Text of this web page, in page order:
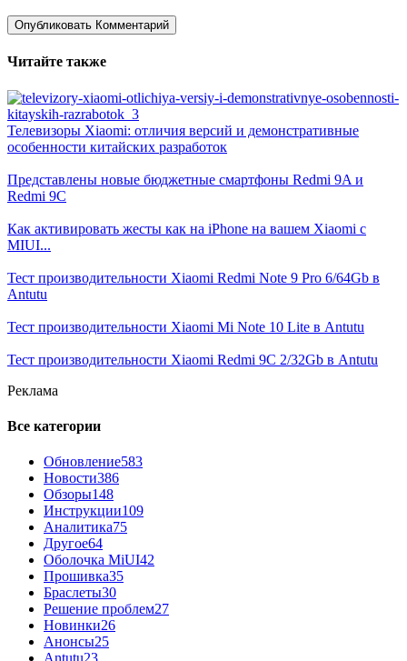
Читайте также
Телевизоры Xiaomi: отличия версий и демонстративные
особенности китайских разработок
Представлены новые бюджетные смартфоны Redmi 9A и
Redmi 9C
Как активировать жесты как на iPhone на вашем Xiaomi с
MIUI...
Тест производительности Xiaomi Redmi Note 9 Pro 6/64Gb в
Antutu
Тест производительности Xiaomi Mi Note 10 Lite в Antutu
Тест производительности Xiaomi Redmi 9C 2/32Gb в Antutu
Реклама
Все категории
Обновление583
Новости386
Обзоры148
Инструкции109
Аналитика75
Другое64
Оболочка MiUI42
Прошивка35
Браслеты30
Решение проблем27
Новинки26
Анонсы25